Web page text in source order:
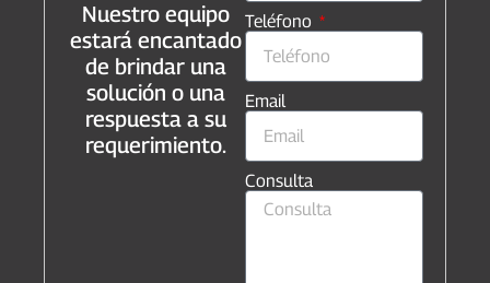
Nuestro equipo
estará encantado
de brindar una
solución o una
respuesta a su
requerimiento.
Teléfono
Email
Consulta